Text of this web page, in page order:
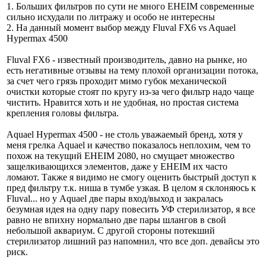
1. Больших фильтров по сути не много EHEIM современные
сильно исхудали по литражу и особо не интересны
2. На данный момент выбор между Fluval FX6 vs Aquael
Hypermax 4500
Fluval FX6 - известный производитель, давно на рынке, но
есть негативные отзывы на тему плохой организации потока,
за счет чего грязь проходит мимо губок механической
очистки которые стоят по кругу из-за чего фильтр надо чаще
чистить. Нравится хоть и не удобная, но простая система
крепления головы фильтра.
Aquael Hypermax 4500 - не столь уважаемый бренд, хотя у
меня грелка Aquael и качество показалось неплохим, чем то
похож на текущий EHEIM 2080, но смущает множество
защелкивающихся элементов, даже у EHEIM их часто
ломают. Также я видимо не смогу оценить быстрый доступ к
пред фильтру т.к. ниша в тумбе узкая. В целом я склоняюсь к
Fluval... но у Aquael две пары вход/выход и закралась
безумная идея на одну пару повесить УФ стерилизатор, я все
равно не впихну нормально две пары шлангов в свой
небольшой аквариум. С другой стороны потекший
стерилизатор лишний раз напомнил, что все доп. девайсы это
риск.